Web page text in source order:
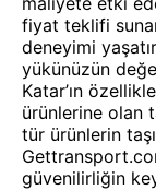
fiyat teklifi
deneyimi
yükünüzün
Katar’ın
ürünlerine olan
tür ürünlerin
güvenilirliğin